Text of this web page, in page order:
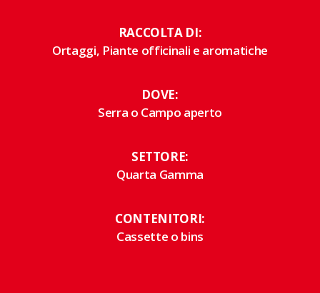
RACCOLTA DI:
Ortaggi, Piante officinali e aromatiche
DOVE:
Serra o Campo aperto
SETTORE:
Quarta Gamma
CONTENITORI:
Cassette o bins